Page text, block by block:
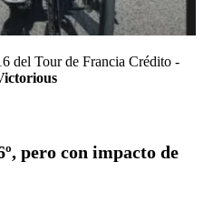
del Tour de Francia Crédito -
pero con impacto de